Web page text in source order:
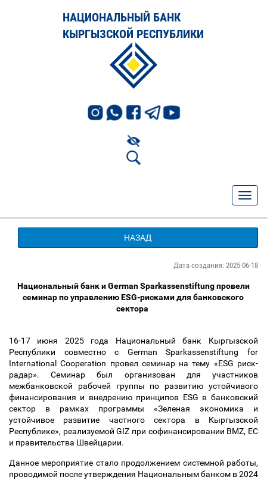
НАЦИОНАЛЬНЫЙ БАНК
КЫРГЫЗСКОЙ РЕСПУБЛИКИ
НАЗАД
Дата создания: 2025-06-18
Национальный банк и German Sparkassenstiftung провели
семинар по управлению ESG-рисками для банковского
сектора
16-17 июня 2025 года Национальный банк Кыргызской
Республики совместно с German Sparkassenstiftung for
International Cooperation провел семинар на тему «ESG риск-
радар». Семинар был организован для участников
межбанковской рабочей группы по развитию устойчивого
финансирования и внедрению принципов ESG в банковский
сектор в рамках программы «Зеленая экономика и
устойчивое развитие частного сектора в Кыргызской
Республике», реализуемой GIZ при софинансировании BMZ, ЕС
и правительства Швейцарии.
Данное мероприятие стало продолжением системной работы,
проводимой после утверждения Национальным банком в 2024